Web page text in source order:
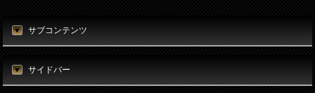
サブコンテンツ
サイドバー